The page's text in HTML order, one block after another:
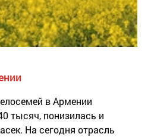
в Армении
тысяч, понизилась и
На сегодня отрасль